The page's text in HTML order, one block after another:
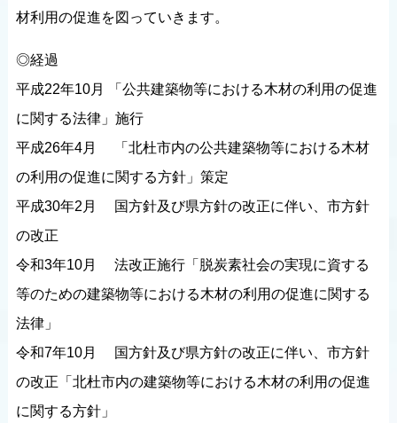
材利用の促進を図っていきます。
◎経過
平成22年10月 「公共建築物等における木材の利用の促進
に関する法律」施行
平成26年4月 「北杜市内の公共建築物等における木材
の利用の促進に関する方針」策定
平成30年2月 国方針及び県方針の改正に伴い、市方針
の改正
令和3年10月 法改正施行「脱炭素社会の実現に資する
等のための建築物等における木材の利用の促進に関する
法律」
令和7年10月 国方針及び県方針の改正に伴い、市方針
の改正「北杜市内の建築物等における木材の利用の促進
に関する方針」